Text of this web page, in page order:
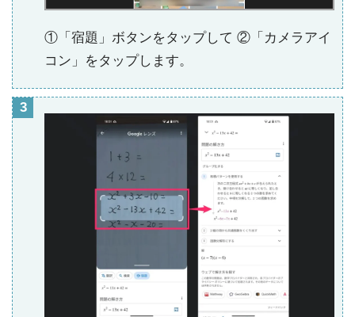
①「宿題」ボタンをタップして ②「カメラアイ
コン」をタップします。